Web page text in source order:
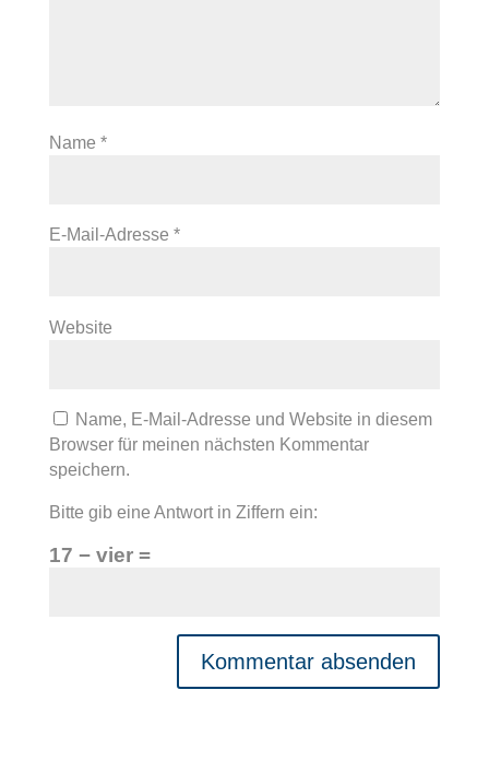
Name *
E-Mail-Adresse *
Website
Name, E-Mail-Adresse und Website in diesem
Browser für meinen nächsten Kommentar
speichern.
Bitte gib eine Antwort in Ziffern ein:
17 − vier =